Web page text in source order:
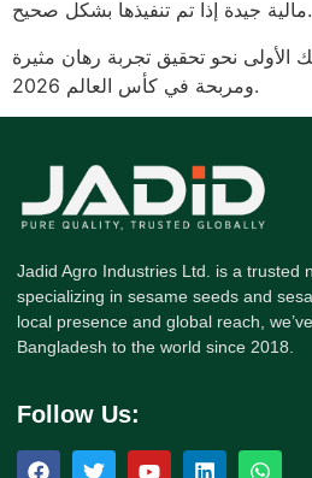
مالية جيدة إذا تم تنفيذها بشكل صحيح.
الأولى نحو تحقيق تجربة رهان مثيرة
ومربحة في كأس العالم 2026.
Jadid Agro Industries Ltd. is a trusted
specializing in sesame seeds and
local presence and global reach,
Bangladesh to the world since 2018.
Follow Us: